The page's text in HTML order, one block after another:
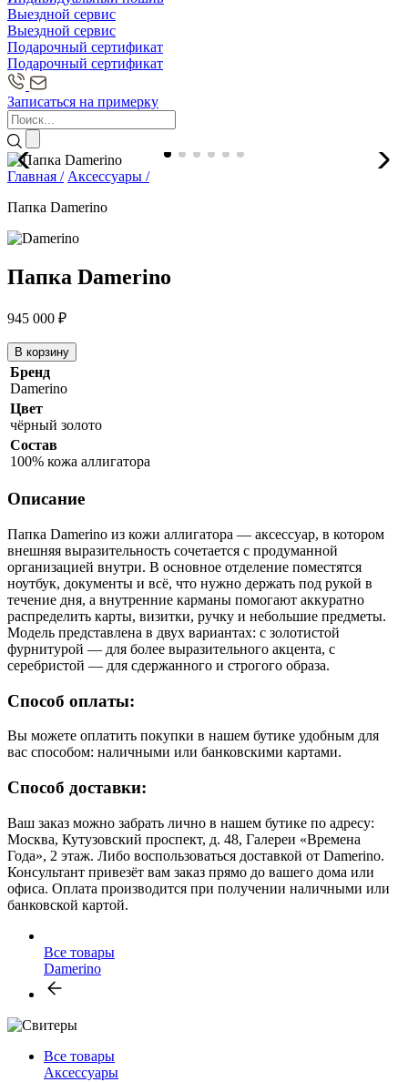
Выездной сервис
Выездной сервис
Подарочный сертификат
Подарочный сертификат
Записаться на примерку
Главная / Аксессуары /
Папка Damerino
Папка Damerino
945 000 ₽
В корзину
Бренд
Damerino
Цвет
чёрный золото
Состав
100% кожа аллигатора
Описание
Папка Damerino из кожи аллигатора — аксессуар, в котором
внешняя выразительность сочетается с продуманной
организацией внутри. В основное отделение поместятся
ноутбук, документы и всё, что нужно держать под рукой в
течение дня, а внутренние карманы помогают аккуратно
распределить карты, визитки, ручку и небольшие предметы.
Модель представлена в двух вариантах: с золотистой
фурнитурой — для более выразительного акцента, с
серебристой — для сдержанного и строгого образа.
Способ оплаты:
Вы можете оплатить покупки в нашем бутике удобным для
вас способом: наличными или банковскими картами.
Способ доставки:
Ваш заказ можно забрать лично в нашем бутике по адресу:
Москва, Кутузовский проспект, д. 48, Галереи «Времена
Года», 2 этаж. Либо воспользоваться доставкой от Damerino.
Консультант привезёт вам заказ прямо до вашего дома или
офиса. Оплата производится при получении наличными или
банковской картой.
Все товары
Damerino
Все товары
Аксессуары